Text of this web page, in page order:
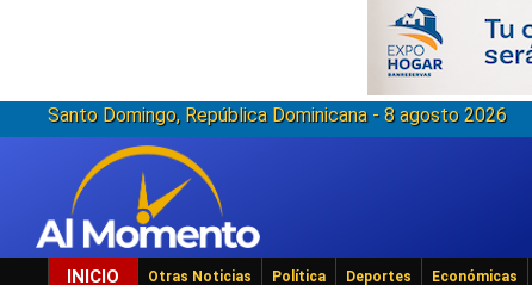
Santo Domingo, República Dominicana - 8 agosto 2026
INICIO Otras Noticias Política Deportes Económicas